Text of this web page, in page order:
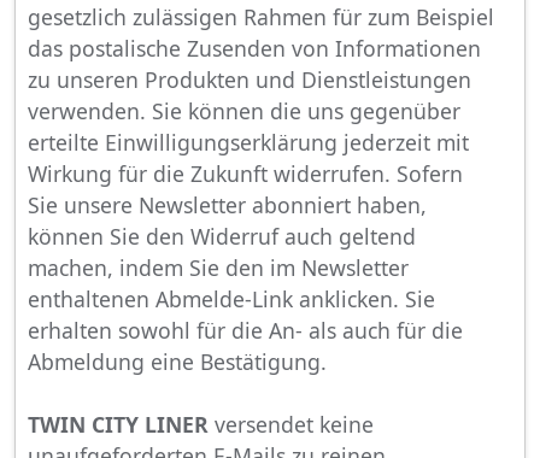
gesetzlich zulässigen Rahmen für zum Beispiel
das postalische Zusenden von Informationen
zu unseren Produkten und Dienstleistungen
verwenden. Sie können die uns gegenüber
erteilte Einwilligungserklärung jederzeit mit
Wirkung für die Zukunft widerrufen. Sofern
Sie unsere Newsletter abonniert haben,
können Sie den Widerruf auch geltend
machen, indem Sie den im Newsletter
enthaltenen Abmelde-Link anklicken. Sie
erhalten sowohl für die An- als auch für die
Abmeldung eine Bestätigung.
TWIN CITY LINER versendet keine